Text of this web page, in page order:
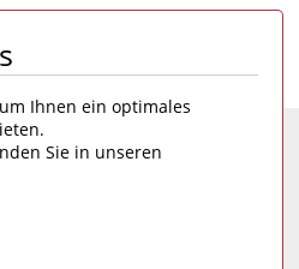
1
Hygiene-Museums
Ihnen ein optimales
Sie in unseren